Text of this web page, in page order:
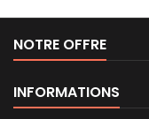
NOTRE OFFRE
INFORMATIONS